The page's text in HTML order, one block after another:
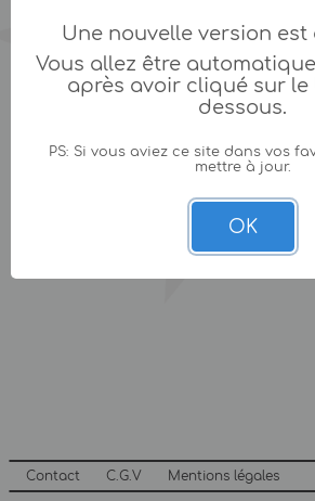
Contact C.G.V Mentions légales
Une nouvelle version
Vous allez être
après avoir cliqué sur
dessous.
PS: Si vous aviez ce site dans vos
mettre à jour.
OK